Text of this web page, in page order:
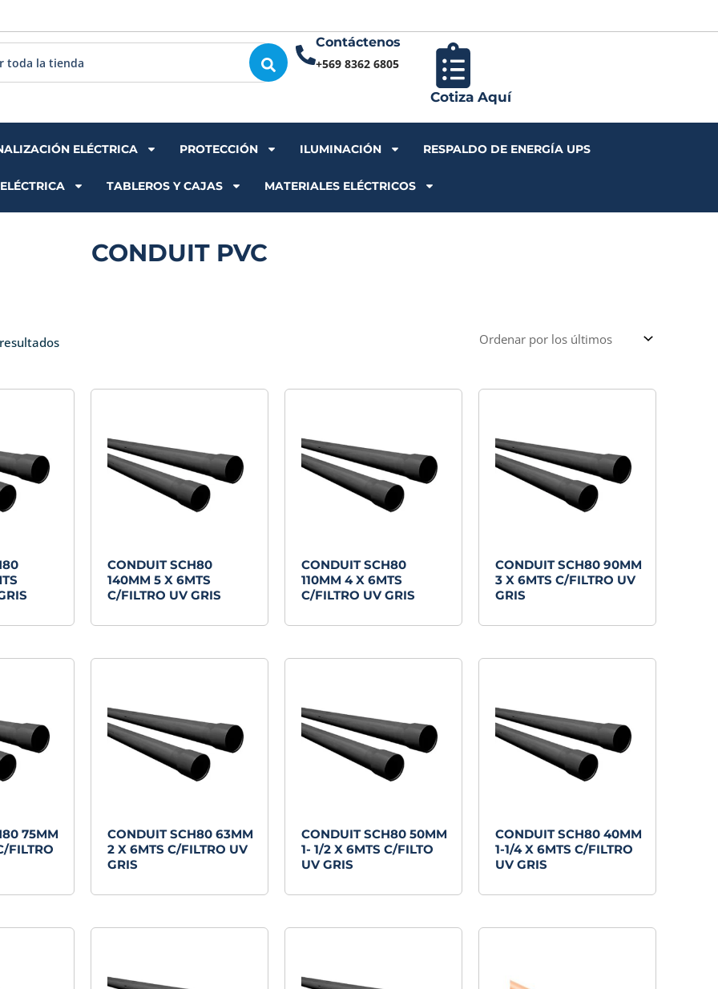
Contáctenos
+569 8362 6805
Cotiza Aquí
ELÉCTRICA PROTECCIÓN ILUMINACIÓN RESPALDO DE ENERGÍA UPS
TABLEROS Y CAJAS MATERIALES ELÉCTRICOS
CONDUIT PVC
por
CONDUIT SCH80
140MM 5 X 6MTS
C/FILTRO UV GRIS
CONDUIT SCH80
110MM 4 X 6MTS
C/FILTRO UV GRIS
CONDUIT SCH80 90MM
3 X 6MTS C/FILTRO UV
GRIS
75MM
FILTRO
CONDUIT SCH80 63MM
2 X 6MTS C/FILTRO UV
GRIS
CONDUIT SCH80 50MM
1- 1/2 X 6MTS C/FILTO
UV GRIS
CONDUIT SCH80 40MM
1-1/4 X 6MTS C/FILTRO
UV GRIS